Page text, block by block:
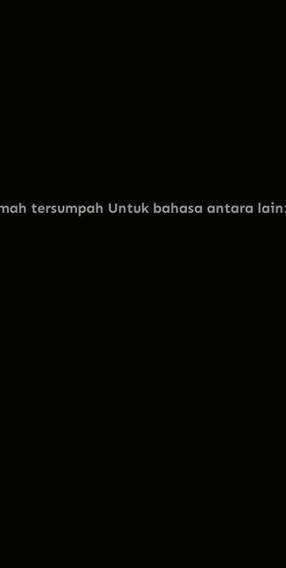
tersumpah Untuk bahasa antara